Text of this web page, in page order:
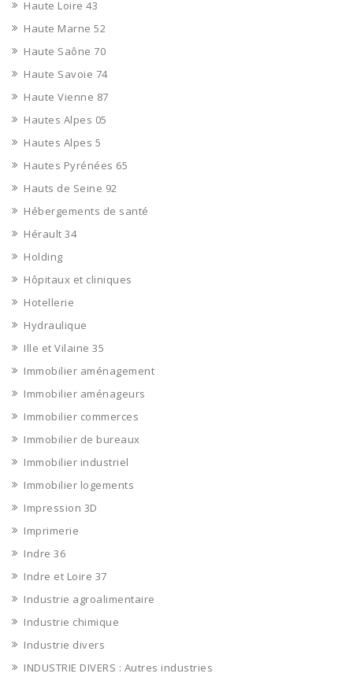
Haute Loire 43
Haute Marne 52
Haute Saône 70
Haute Savoie 74
Haute Vienne 87
Hautes Alpes 05
Hautes Alpes 5
Hautes Pyrénées 65
Hauts de Seine 92
Hébergements de santé
Hérault 34
Holding
Hôpitaux et cliniques
Hotellerie
Hydraulique
Ille et Vilaine 35
Immobilier aménagement
Immobilier aménageurs
Immobilier commerces
Immobilier de bureaux
Immobilier industriel
Immobilier logements
Impression 3D
Imprimerie
Indre 36
Indre et Loire 37
Industrie agroalimentaire
Industrie chimique
Industrie divers
INDUSTRIE DIVERS : Autres industries